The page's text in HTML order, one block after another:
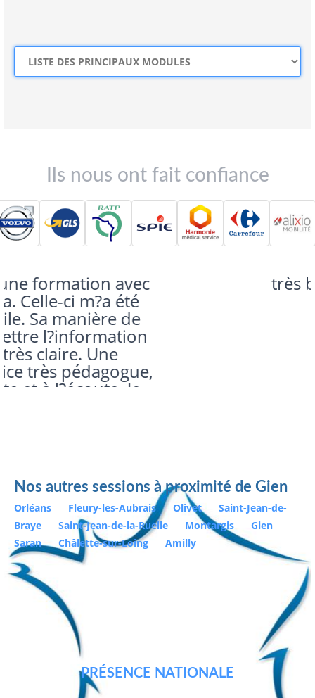
Ils nous ont fait confiance
très bonne formation
Nos autres sessions à proximité de Gien
Orléans Fleury-les-Aubrais Olivet
Saint-Jean-de-
Braye
Saint-Jean-de-la-Ruelle Montargis
Gien
Saran
Châlette-sur-Loing Amilly
PRÉSENCE NATIONALE